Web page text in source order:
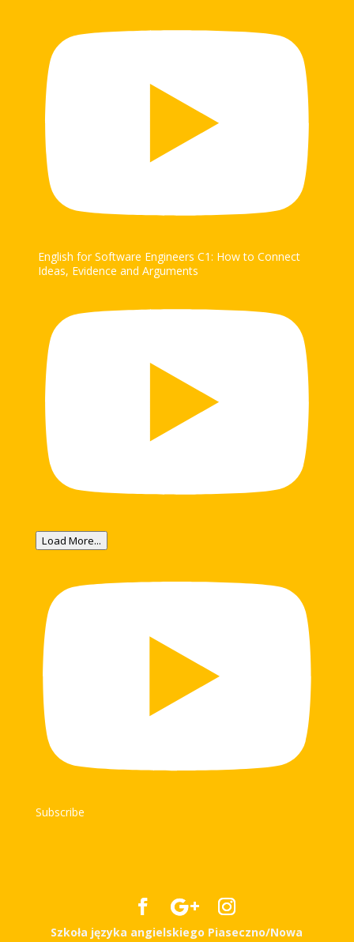
English for Software Engineers C1: How to Connect
Ideas, Evidence and Arguments
Load More...
Subscribe
Szkoła języka angielskiego Piaseczno/Nowa